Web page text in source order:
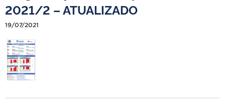
2021/2 – ATUALIZADO
19/07/2021